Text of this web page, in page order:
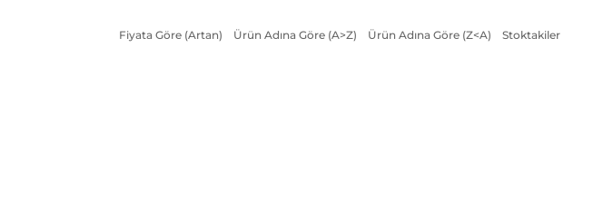
Fiyata Göre (Artan) Ürün Adına Göre (A>Z) Ürün Adına Göre (Z<A) Stoktakiler